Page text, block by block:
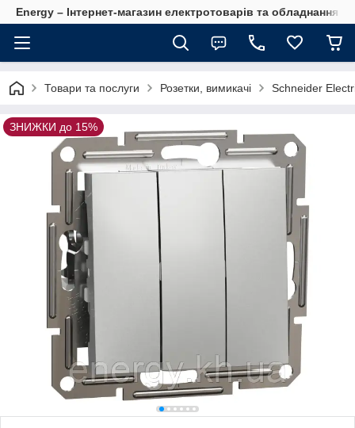
Energy – Інтернет-магазин електротоварів та обладнання
Товари та послуги Розетки, вимикачі Schneider
ЗНИЖКИ до 15%